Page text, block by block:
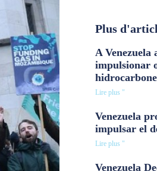
Plus
A Venezuela
impulsionar
Lire plus "
Venezuela
impulsar el
Lire plus "
Venezuela